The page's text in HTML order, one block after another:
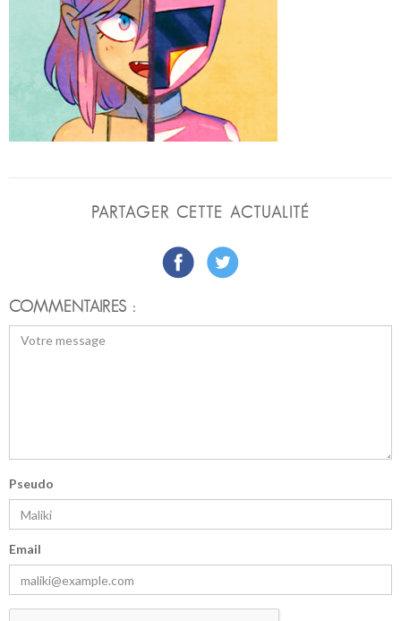
PARTAGER CETTE ACTUALITÉ
COMMENTAIRES :
Pseudo
Email